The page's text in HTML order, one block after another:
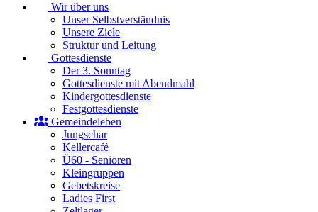
Wir über uns
Unser Selbstverständnis
Unsere Ziele
Struktur und Leitung
Gottesdienste
Der 3. Sonntag
Gottesdienste mit Abendmahl
Kindergottesdienste
Festgottesdienste
Gemeindeleben
Jungschar
Kellercafé
Ü60 - Senioren
Kleingruppen
Gebetskreise
Ladies First